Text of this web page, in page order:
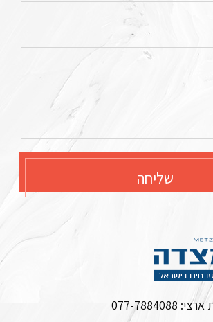
שליחה
ארצי: 077-7884088